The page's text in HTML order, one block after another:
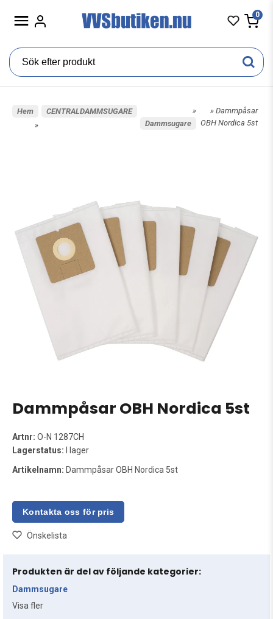
0
Hem
»
CENTRALDAMMSUGARE
»
Dammsugare
» Dammpåsar
OBH Nordica 5st
Dammpåsar OBH Nordica 5st
Artnr: O-N 1287CH
Lagerstatus: I lager
Artikelnamn: Dammpåsar OBH Nordica 5st
Önskelista
Produkten är del av följande kategorier:
Dammsugare
Visa fler